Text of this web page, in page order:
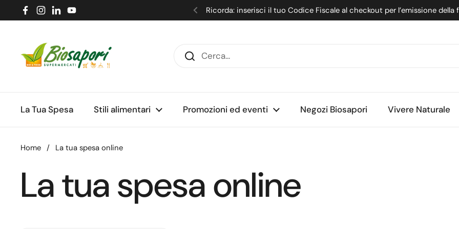
Passa ai contenuti
Facebook
Instagram
LinkedInYouTube Precedente
Ricorda: inserisci il tuo Codice Fiscale al checkout per l’emissione della
La Tua Spesa Stili alimentari Promozioni ed eventi Negozi Biosapori Vivere Naturale
Home / La tua spesa online
La tua spesa online